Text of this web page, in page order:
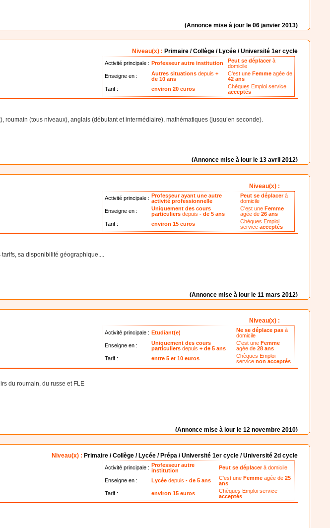
(Annonce mise à jour le 06 janvier 2013)
Niveau(x) : Primaire / Collège / Lycée / Université 1er cycle
Activité principale : Professeur autre institution Peut se déplacerà
domicile
Enseigne en :
Autres situations depuis+
de 10 ans
C'est uneFemme agée de
42 ans
Tarif :
environ 20 euros
Chèques Emploi service
acceptés
(tous niveaux), anglais (débutant et intermédiaire), mathématiques (jusqu’en seconde).
(Annonce mise à jour le 13 avril 2012)
Niveau(x) :
Activité principale : Professeur ayant une autre
activité professionnelle
Peut se déplacerà
domicile
Enseigne en :
Uniquement des cours
particuliers depuis- de 5 ans
C'est uneFemme
agée de26 ans
Tarif :
environ 15 euros
Chèques Emploi
serviceacceptés
sa disponibilité géographique....
(Annonce mise à jour le 11 mars 2012)
Niveau(x) :
Activité principale : Etudiant(e) Ne se déplace pas à
domicile
Enseigne en :
Uniquement des cours
particuliers depuis+ de 5 ans
C'est une Femme
agée de28 ans
Tarif :
entre 5 et 10 euros
Chèques Emploi
servicenon acceptés
du roumain, du russe et FLE
(Annonce mise à jour le 12 novembre 2010)
Niveau(x) : Primaire / Collège / Lycée / Prépa / Université 1er cycle / Université 2d cycle
Activité principale : Professeur autre
institution
Peut se déplacerà domicile
Enseigne en : Lycée depuis- de 5 ans C'est uneFemme agée de25
ans
Tarif :
environ 15 euros
Chèques Emploi service
acceptés